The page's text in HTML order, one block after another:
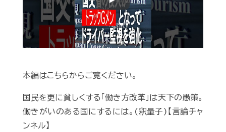
Play
本編はこちらからご覧ください。
国民を更に貧しくする「働き方改革」は天下の愚策。
働きがいのある国にするには。(釈量子)【言論チャ
ンネル】